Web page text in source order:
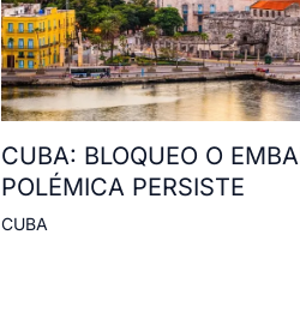
CUBA: BLOQUEO O
POLÉMICA PERSISTE
CUBA